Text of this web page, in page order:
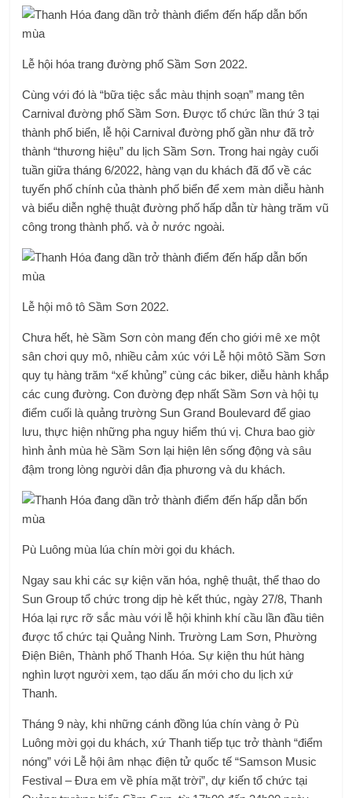
Lễ hội hóa trang đường phố Sầm Sơn 2022.
Cùng với đó là “bữa tiệc sắc màu thịnh soạn” mang tên
Carnival đường phố Sầm Sơn. Được tổ chức lần thứ 3 tại
thành phố biển, lễ hội Carnival đường phố gần như đã trở
thành “thương hiệu” du lịch Sầm Sơn. Trong hai ngày cuối
tuần giữa tháng 6/2022, hàng vạn du khách đã đổ về các
tuyến phố chính của thành phố biển để xem màn diễu hành
và biểu diễn nghệ thuật đường phố hấp dẫn từ hàng trăm vũ
công trong thành phố. và ở nước ngoài.
Lễ hội mô tô Sầm Sơn 2022.
Chưa hết, hè Sầm Sơn còn mang đến cho giới mê xe một
sân chơi quy mô, nhiều cảm xúc với Lễ hội môtô Sầm Sơn
quy tụ hàng trăm “xế khủng” cùng các biker, diễu hành khắp
các cung đường. Con đường đẹp nhất Sầm Sơn và hội tụ
điểm cuối là quảng trường Sun Grand Boulevard để giao
lưu, thực hiện những pha nguy hiểm thú vị. Chưa bao giờ
hình ảnh mùa hè Sầm Sơn lại hiện lên sống động và sâu
đậm trong lòng người dân địa phương và du khách.
Pù Luông mùa lúa chín mời gọi du khách.
Ngay sau khi các sự kiện văn hóa, nghệ thuật, thể thao do
Sun Group tổ chức trong dịp hè kết thúc, ngày 27/8, Thanh
Hóa lại rực rỡ sắc màu với lễ hội khinh khí cầu lần đầu tiên
được tổ chức tại Quảng Ninh. Trường Lam Sơn, Phường
Điện Biên, Thành phố Thanh Hóa. Sự kiện thu hút hàng
nghìn lượt người xem, tạo dấu ấn mới cho du lịch xứ
Thanh.
Tháng 9 này, khi những cánh đồng lúa chín vàng ở Pù
Luông mời gọi du khách, xứ Thanh tiếp tục trở thành “điểm
nóng” với Lễ hội âm nhạc điện tử quốc tế “Samson Music
Festival – Đưa em về phía mặt trời”, dự kiến ​​tổ chức tại